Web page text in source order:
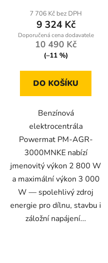
7 706 Kč bez DPH
9 324 Kč
10 490 Kč
(–11 %)
DO KOŠÍKU
Benzínová
elektrocentrála
Powermat PM-AGR-
3000MNKE nabízí
jmenovitý výkon 2 800 W
a maximální výkon 3 000
W — spolehlivý zdroj
energie pro dílnu, stavbu i
záložní napájení...